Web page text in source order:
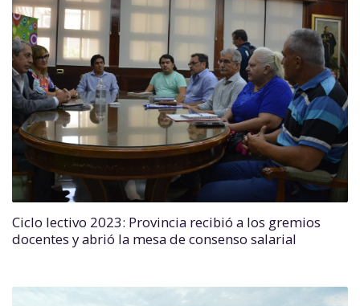
Ciclo lectivo 2023: Provincia recibió a los gremios
docentes y abrió la mesa de consenso salarial